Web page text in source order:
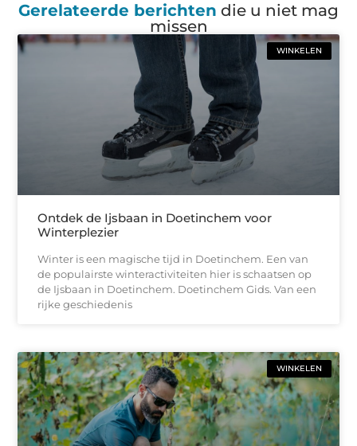
Gerelateerde berichten die u niet mag
missen
WINKELEN
Ontdek de Ijsbaan in Doetinchem voor
Winterplezier
Winter is een magische tijd in Doetinchem. Een van
de populairste winteractiviteiten hier is schaatsen op
de Ijsbaan in Doetinchem. Doetinchem Gids. Van een
rijke geschiedenis
WINKELEN